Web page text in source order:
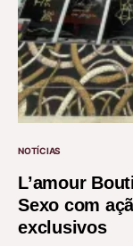
NOTÍCIAS
L’amour
Sexo com
exclusivos